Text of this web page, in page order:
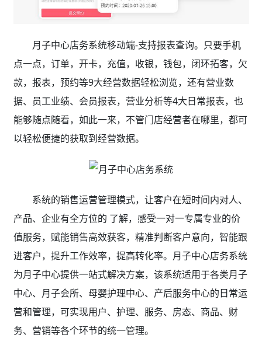
月子中心店务系统移动端-支持报表查询。只要手机
点一点，订单，开卡，充值，收银，钱包，闭环拓客，欠
款，报表，预约等9大经营数据轻松浏览，还有营业数
据、员工业绩、会员报表，营业分析等4大日常报表，也
能够随点随看，如此一来，不管门店经营者在哪里，都可
以轻松便捷的获取到经营数据。
系统的销售运营管理模式，让客户在短时间内对人、
产品、企业有全方位的 了解，感受一对一专属专业的价
值服务，赋能销售高效获客，精准判断客户意向，智能跟
进客户，提升工作效率，提高转化率。月子中心店务系统
为月子中心提供一站式解决方案，该系统适用于各类月子
中心、月子会所、母婴护理中心、产后服务中心的日常运
营和管理，可实现用户、护理、服务、房态、商品、财
务、营销等各个环节的统一管理。